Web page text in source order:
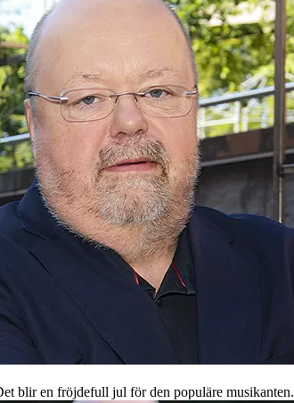
blir en fröjdefull jul för den populäre musikanten.